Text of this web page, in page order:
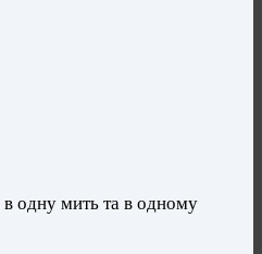
в одну мить та в одному